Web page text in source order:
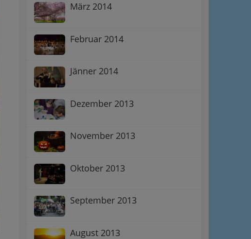
März 2014
Februar 2014
Jänner 2014
Dezember 2013
November 2013
Oktober 2013
September 2013
August 2013